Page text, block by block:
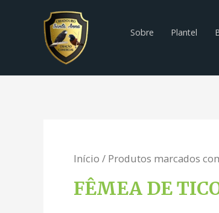
Sobre Plantel
Início / Produtos marcados
FÊMEA DE